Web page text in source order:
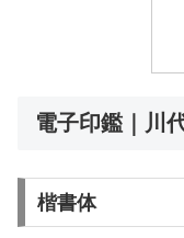
電子印鑑｜川
楷書体